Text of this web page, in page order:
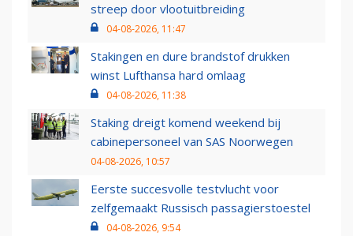
streep door vlootuitbreiding
04-08-2026, 11:47
Stakingen en dure brandstof drukken
winst Lufthansa hard omlaag
04-08-2026, 11:38
Staking dreigt komend weekend bij
cabinepersoneel van SAS Noorwegen
04-08-2026, 10:57
Eerste succesvolle testvlucht voor
zelfgemaakt Russisch passagierstoestel
04-08-2026, 9:54